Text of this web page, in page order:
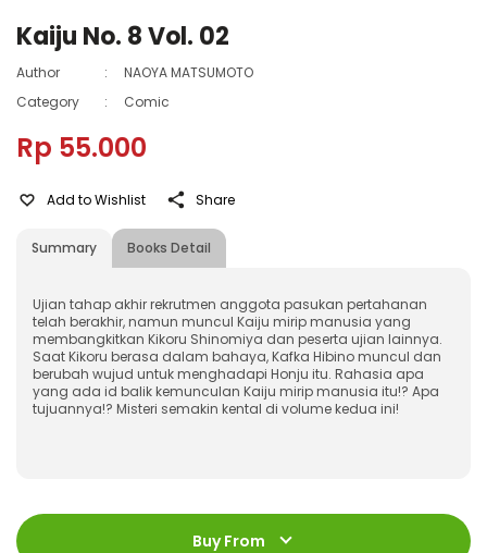
Kaiju No. 8 Vol. 02
Author :
NAOYA MATSUMOTO
Category
: Comic
Rp 55.000
Summary Books Detail
Add to Wishlist Share
Ujian tahap akhir rekrutmen anggota pasukan pertahanan
telah berakhir, namun muncul Kaiju mirip manusia yang
membangkitkan Kikoru Shinomiya dan peserta ujian lainnya.
Saat Kikoru berasa dalam bahaya, Kafka Hibino muncul dan
berubah wujud untuk menghadapi Honju itu. Rahasia apa
yang ada id balik kemunculan Kaiju mirip manusia itu!? Apa
tujuannya!? Misteri semakin kental di volume kedua ini!
ISBN :
978-623-03-0705-8
208 halaman
Buy From